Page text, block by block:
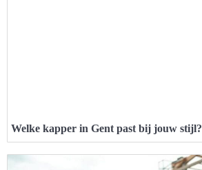
Welke kapper in Gent past bij jouw stijl?